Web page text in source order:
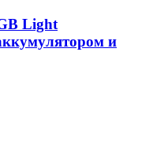
Light
и